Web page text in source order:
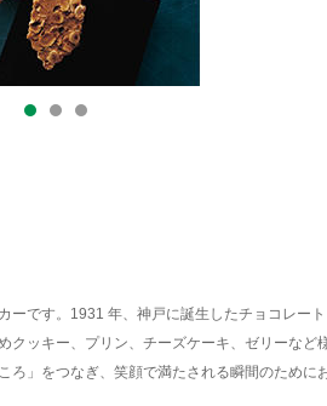
ーです。1931 年、神戸に誕生したチョコレー
クッキー、プリン、チーズケーキ、ゼリーなど
ろ」をつなぎ、笑顔で満たされる瞬間のために